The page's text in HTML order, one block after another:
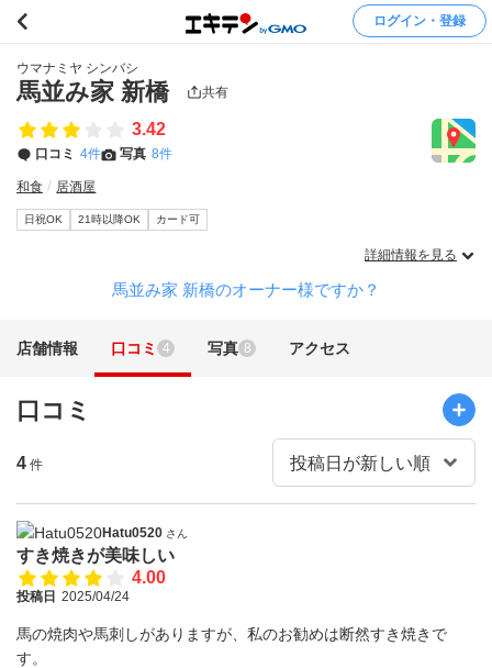
ログイン・登録
ウマナミヤ シンバシ
馬並み家 新橋 共有
3.42
口コミ 4件 写真 8件
和食 居酒屋
日祝OK 21時以降OK カード可
詳細情報を見る
馬並み家 新橋のオーナー様ですか？
店舗情報 口コミ 4 写真 8 アクセス
口コミ
4 件
Hatu0520 さん
すき焼きが美味しい
4.00
投稿日 2025/04/24
馬の焼肉や馬刺しがありますが、私のお勧めは断然すき焼きで
す。